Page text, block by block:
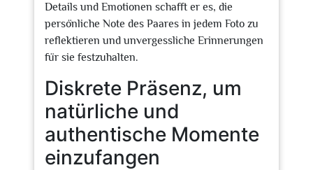
Details und Emotionen schafft er es, die
persönliche Note des Paares in jedem Foto zu
reflektieren und unvergessliche Erinnerungen
für sie festzuhalten.
Diskrete Präsenz, um
natürliche und
authentische Momente
einzufangen